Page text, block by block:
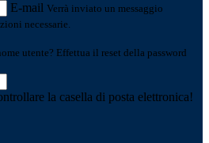
E-mail Verrà inviato un messaggio
necessarie.
utente? Effettua il reset della password
la casella di posta elettronica!